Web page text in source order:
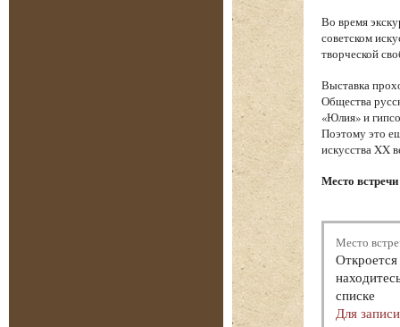
Во время
советском
творческой
Выставка
Общества
«Юлия» и
Поэтому это
искусства XX
Место
Место
списке
Для